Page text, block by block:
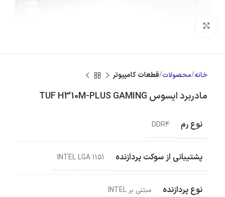
خانه محصولات قطعات کامپیوتر
مادربرد ایسوس TUF H310M-PLUS GAMING
نوع رم DDR4
پشتیبانی از سوکت پردازنده INTEL LGA 1151
نوع پردازنده مبتنی بر INTEL